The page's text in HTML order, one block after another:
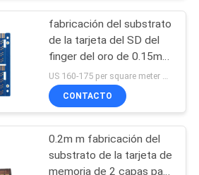
fabricación del substrato
de la tarjeta del SD del
finger del oro de 0.15m
m
CONTACTO
0.2m m fabricación del
substrato de la tarjeta de
memoria de 2 capas para